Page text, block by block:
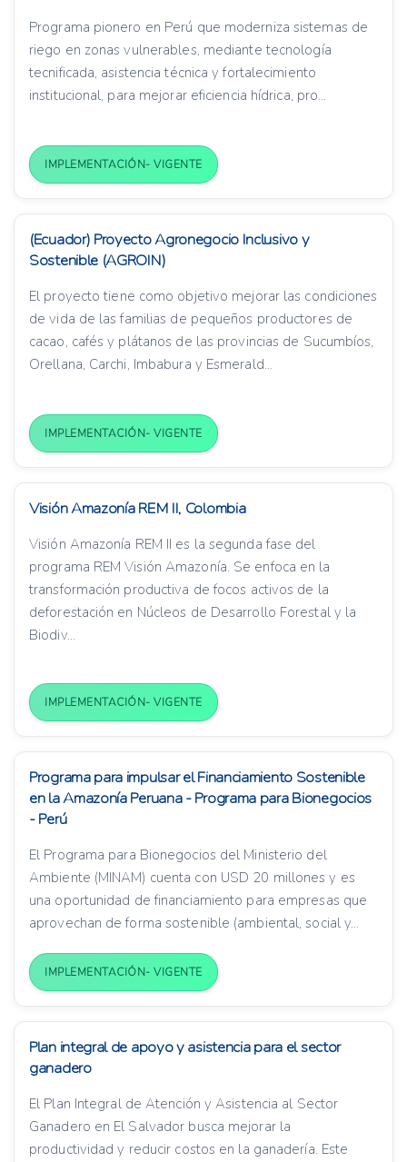
Programa pionero en Perú que moderniza sistemas de
riego en zonas vulnerables, mediante tecnología
tecnificada, asistencia técnica y fortalecimiento
institucional, para mejorar eficiencia hídrica, pro...
IMPLEMENTACIÓN- VIGENTE
(Ecuador) Proyecto Agronegocio Inclusivo y
Sostenible (AGROIN)
El proyecto tiene como objetivo mejorar las condiciones
de vida de las familias de pequeños productores de
cacao, cafés y plátanos de las provincias de Sucumbíos,
Orellana, Carchi, Imbabura y Esmerald...
IMPLEMENTACIÓN- VIGENTE
Visión Amazonía REM II, Colombia
Visión Amazonía REM II es la segunda fase del
programa REM Visión Amazonía. Se enfoca en la
transformación productiva de focos activos de la
deforestación en Núcleos de Desarrollo Forestal y la
Biodiv...
IMPLEMENTACIÓN- VIGENTE
Programa para impulsar el Financiamiento Sostenible
en la Amazonía Peruana - Programa para Bionegocios
- Perú
El Programa para Bionegocios del Ministerio del
Ambiente (MINAM) cuenta con USD 20 millones y es
una oportunidad de financiamiento para empresas que
aprovechan de forma sostenible (ambiental, social y...
IMPLEMENTACIÓN- VIGENTE
Plan integral de apoyo y asistencia para el sector
ganadero
El Plan Integral de Atención y Asistencia al Sector
Ganadero en El Salvador busca mejorar la
productividad y reducir costos en la ganadería. Este